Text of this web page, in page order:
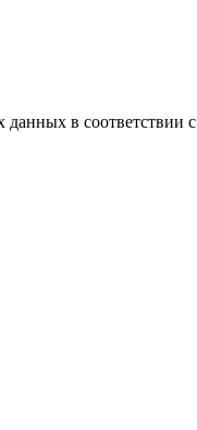
в соответствии с